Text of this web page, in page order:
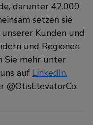
darunter 42.000
setzen sie
Kunden und
und Regionen
Sie mehr unter
auf LinkedIn,
@OtisElevatorCo.